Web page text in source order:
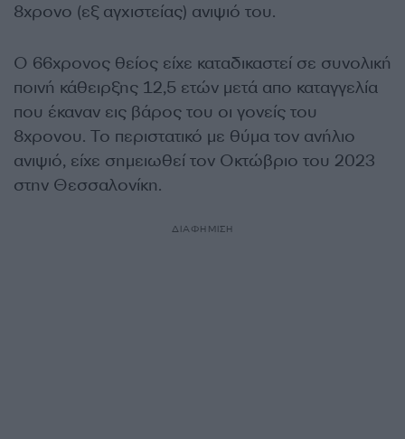
8χρονο (εξ αγχιστείας) ανιψιό του.
Ο 66χρονος θείος είχε καταδικαστεί σε συνολική
ποινή κάθειρξης 12,5 ετών μετά απο καταγγελία
που έκαναν εις βάρος του οι γονείς του
8χρονου. Το περιστατικό με θύμα τον ανήλιο
ανιψιό, είχε σημειωθεί τον Οκτώβριο του 2023
στην Θεσσαλονίκη.
ΔΙΑΦΗΜΙΣΗ